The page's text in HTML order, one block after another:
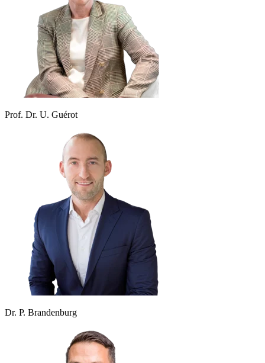
Prof. Dr. U. Guérot
Dr. P. Brandenburg